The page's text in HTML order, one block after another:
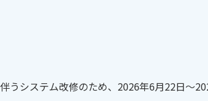
うシステム改修のため、2026年6月22日～